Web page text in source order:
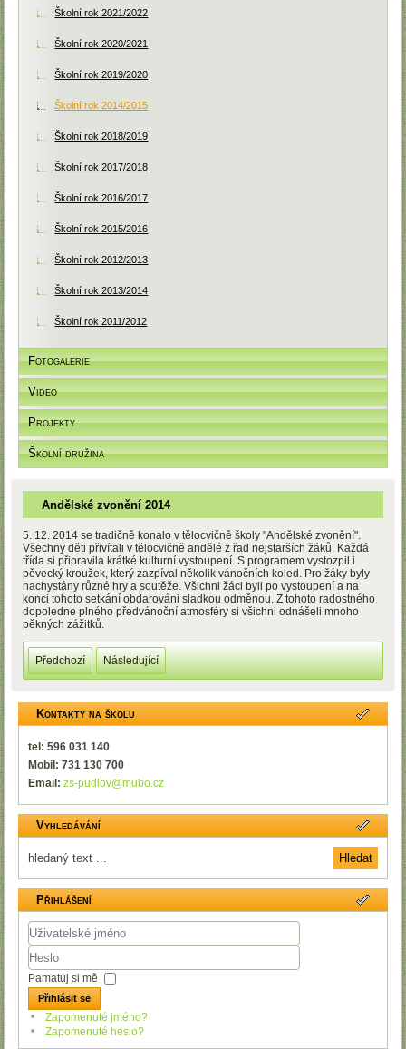
Školní rok 2021/2022
Školní rok 2020/2021
Školní rok 2019/2020
Školní rok 2014/2015
Školní rok 2018/2019
Školní rok 2017/2018
Školní rok 2016/2017
Školní rok 2015/2016
Školní rok 2012/2013
Školní rok 2013/2014
Školní rok 2011/2012
Fotogalerie
Video
Projekty
Školní družina
Andělské zvonění 2014
5. 12. 2014 se tradičně konalo v tělocvičně školy "Andělské zvonění".
Všechny děti přivítali v tělocvičně andělé z řad nejstarších žáků. Každá
třída si připravila krátké kulturní vystoupení. S programem vystozpil i
pěvecký kroužek, který zazpíval několik vánočních koled. Pro žáky byly
nachystány různé hry a soutěže. Všichni žáci byli po vystoupení a na
konci tohoto setkání obdarováni sladkou odměnou. Z tohoto radostného
dopoledne plného předvánoční atmosféry si všichni odnášeli mnoho
pěkných zážitků.
Předchozí Následující
Kontakty na školu
tel: 596 031 140
Mobil: 731 130 700
Email:zs-pudlov@mubo.cz
Vyhledávání
Přihlášení
Uživatelské
jméno
Heslo
Pamatuj si mě
Přihlásit se
Zapomenuté jméno?
Zapomenuté heslo?